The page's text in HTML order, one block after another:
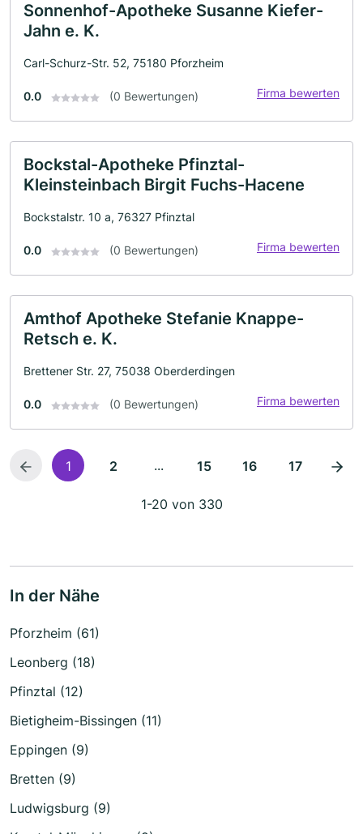
Sonnenhof-Apotheke Susanne Kiefer-
Jahn e. K.
Carl-Schurz-Str. 52, 75180 Pforzheim
0.0 (0 Bewertungen) Firma bewerten
Bockstal-Apotheke Pfinztal-
Kleinsteinbach Birgit Fuchs-Hacene
Bockstalstr. 10 a, 76327 Pfinztal
0.0 (0 Bewertungen) Firma bewerten
Amthof Apotheke Stefanie Knappe-
Retsch e. K.
Brettener Str. 27, 75038 Oberderdingen
0.0 (0 Bewertungen) Firma bewerten
1 2 ... 15 16 17
1-20 von 330
In der Nähe
Pforzheim (61)
Leonberg (18)
Pfinztal (12)
Bietigheim-Bissingen (11)
Eppingen (9)
Bretten (9)
Ludwigsburg (9)